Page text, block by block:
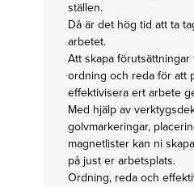
Equip
ment
locatio
n
Durable
vinyl
Adhesive or
magnetic
Affordable
solutions
Print
We help
you to
find the
correct
in your
printed
ställen.
Då är det hög tid att ta
arbetet.
Att skapa
ordning och reda för att
effektivisera ert arbete
Med hjälp av
golvmarkeringar,
magnetlister kan ni
på just er arbetsplats.
Ordning, reda och